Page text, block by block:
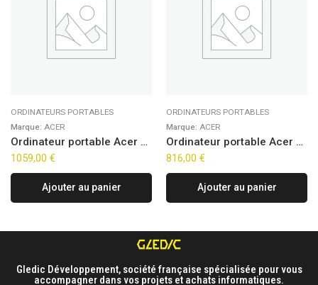
ORDINATEURS PORTABLES
Marque: ACER
Ordinateur portable Acer Aspire Lite 15 AL15-45P-R9X5 (15.6″)
1059,00 €
Ajouter au panier
ORDINATEURS PORTABLES
Marque: ACER
Ordinateur portable Acer Aspire Go 15 AG15-72P-54UU (15.6″)
816,00 €
Ajouter au panier
Gledic Développement, société française spécialisée pour vous
accompagner dans vos projets et achats informatiques.